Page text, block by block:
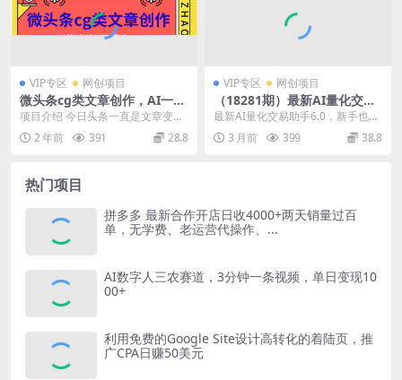
VIP专区 网创项目
微头条cg类文章创作，AI一键
生成爆文，热度高，流量大，
亲测单日变现200＋，小白快
速上手
项目介绍 今日头条一直是文章变现
中的一个热门平台，关于赛道的选
择也五花八门，但无...
2 年前 391 28.8
VIP专区 网创项目
（18281期）最新AI量化交易
6.0，24小时自动运行，绿色
最新AI量化交易助手6.0，新手也能
轻松上手！绿色稳定 24小时自动运
行，不用熬...
3 月前 399 38.8
热门项目
拼多多 最新合作开店日收4000+两天销量过百
单，无学费、老运营代操作、...
AI数字人三农赛道，3分钟一条视频，单日变现10
00+
利用免费的Google Site设计高转化的着陆页，推
广CPA日赚50美元